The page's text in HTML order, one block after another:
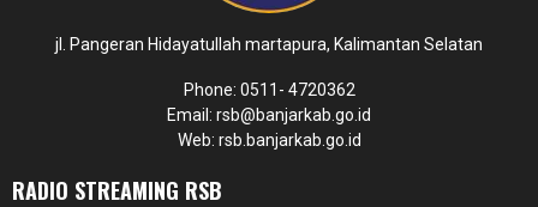
jl. Pangeran Hidayatullah martapura, Kalimantan Selatan
Phone: 0511- 4720362
Email: rsb@banjarkab.go.id
Web: rsb.banjarkab.go.id
RADIO STREAMING RSB